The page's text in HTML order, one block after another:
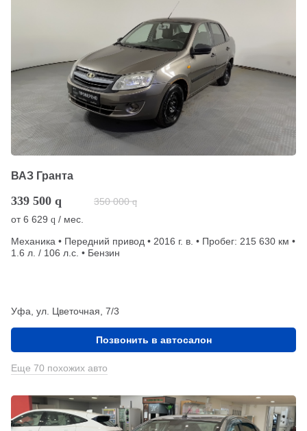
ВАЗ Гранта
339 500 q 350 000 q
от6 629 q / мес.
Механика • Передний привод • 2016 г. в. • Пробег: 215 630 км •
1.6 л. / 106 л.с. • Бензин
Уфа, ул. Цветочная, 7/3
Позвонить в автосалон
Еще 70 похожих авто